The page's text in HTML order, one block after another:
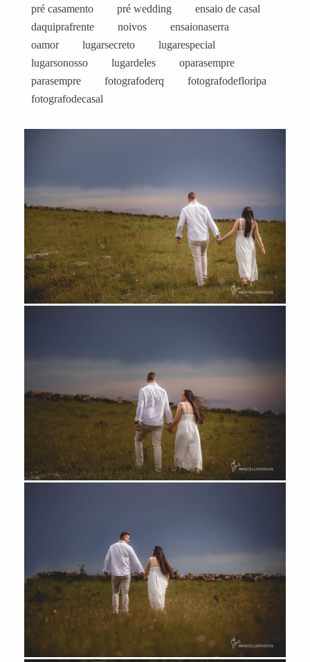
pré casamento pré wedding
ensaio de casal
daquiprafrente
noivos
ensaionaserra
oamor
lugarsecreto
lugarespecial
lugarsonosso
lugardeles
oparasempre
parasempre
fotografoderq
fotografodefloripa
fotografodecasal